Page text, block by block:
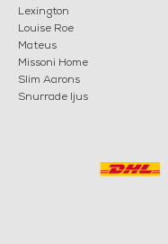
Lexington
Louise Roe
Mateus
Missoni Home
Slim Aarons
Snurrade ljus